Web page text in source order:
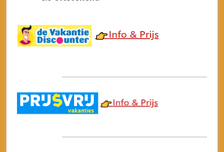
Hotel Aqua Fantasy & Spa &
Aquapark